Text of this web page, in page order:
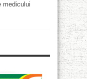
medicului